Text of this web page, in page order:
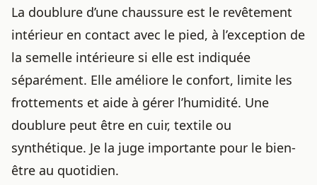
La doublure d’une chaussure est le revêtement
intérieur en contact avec le pied, à l’exception de
la semelle intérieure si elle est indiquée
séparément. Elle améliore le confort, limite les
frottements et aide à gérer l’humidité. Une
doublure peut être en cuir, textile ou
synthétique. Je la juge importante pour le bien-
être au quotidien.